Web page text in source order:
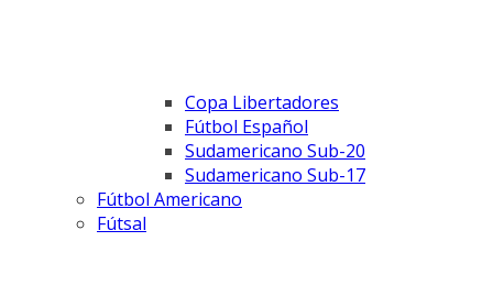
Copa Libertadores
Fútbol Español
Sudamericano Sub-20
Sudamericano Sub-17
Fútbol Americano
Fútsal